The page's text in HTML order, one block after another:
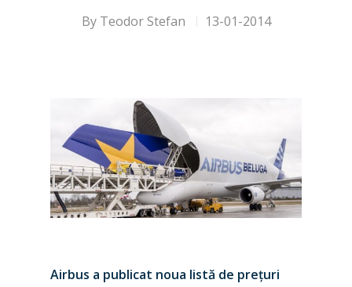
By Teodor Stefan 13-01-2014
Airbus a publicat noua listă de prețuri